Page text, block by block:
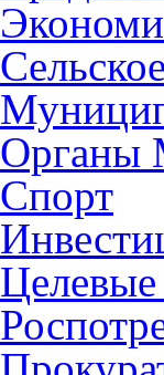
Спорт